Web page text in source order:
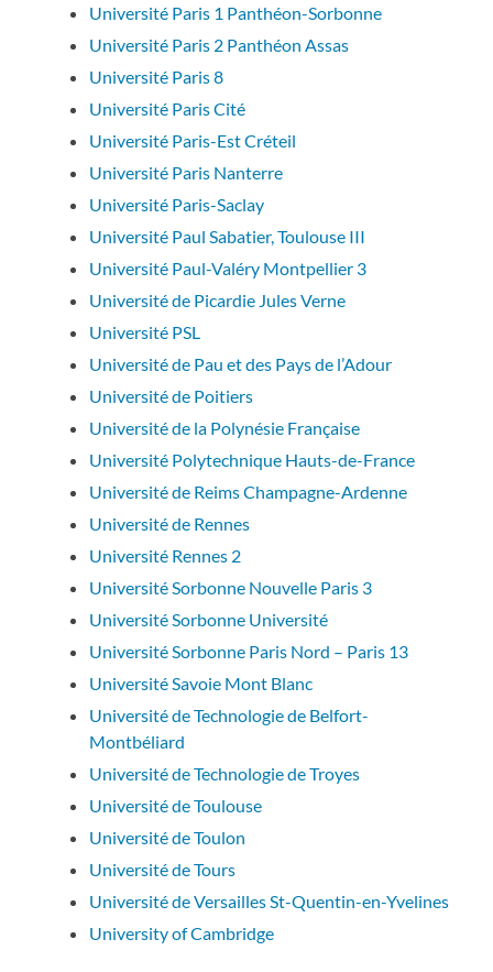
Université Paris 1 Panthéon-Sorbonne
Université Paris 2 Panthéon Assas
Université Paris 8
Université Paris Cité
Université Paris-Est Créteil
Université Paris Nanterre
Université Paris-Saclay
Université Paul Sabatier, Toulouse III
Université Paul-Valéry Montpellier 3
Université de Picardie Jules Verne
Université PSL
Université de Pau et des Pays de l’Adour
Université de Poitiers
Université de la Polynésie Française
Université Polytechnique Hauts-de-France
Université de Reims Champagne-Ardenne
Université de Rennes
Université Rennes 2
Université Sorbonne Nouvelle Paris 3
Université Sorbonne Université
Université Sorbonne Paris Nord – Paris 13
Université Savoie Mont Blanc
Université de Technologie de Belfort-
Montbéliard
Université de Technologie de Troyes
Université de Toulouse
Université de Toulon
Université de Tours
Université de Versailles St-Quentin-en-Yvelines
University of Cambridge